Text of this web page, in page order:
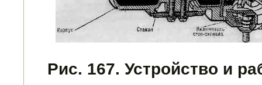
Рис. 167. Устройство и